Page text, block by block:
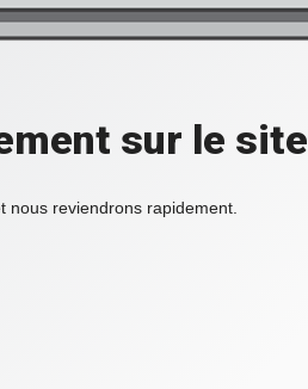
sur le site
nous reviendrons rapidement.